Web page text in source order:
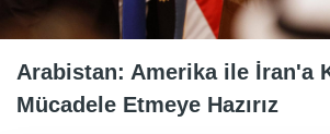
Arabistan: Amerika ile İran'a
Mücadele Etmeye Hazırız